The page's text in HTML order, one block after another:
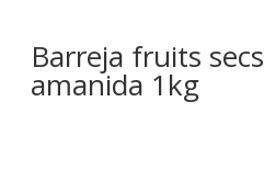
Barreja fruits secs
amanida 1kg